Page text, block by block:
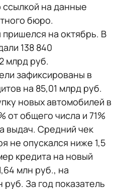
на данные
бюро.
на октябрь. В
138 840
млрд руб.
зафиксированы в
на 85,01 млрд руб.
новых автомобилей в
от общего числа и 71%
выдач. Средний чек
не опускался ниже 1,5
кредита на новый
млн руб., на
За год показатель